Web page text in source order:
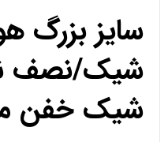
سایز بزرگ
شیک/نصف
شیک خفن